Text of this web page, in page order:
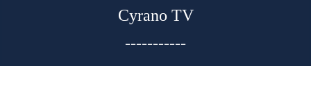
Cyrano TV
-----------